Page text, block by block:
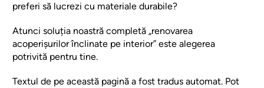
preferi să lucrezi cu materiale durabile?
Atunci soluția noastră completă „renovarea
acoperișurilor înclinate pe interior” este alegerea
potrivită pentru tine.
Textul de pe această pagină a fost tradus automat. Pot